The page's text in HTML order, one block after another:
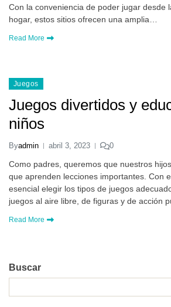
Con la conveniencia de poder jugar desde
hogar, estos sitios ofrecen una amplia…
Read More
Juegos
Juegos divertidos y
niños
Byadmin abril 3, 2023 0
Como padres, queremos que nuestros
que aprenden lecciones importantes. Con
esencial elegir los tipos de juegos
juegos al aire libre, de figuras y de acción
Read More
Buscar